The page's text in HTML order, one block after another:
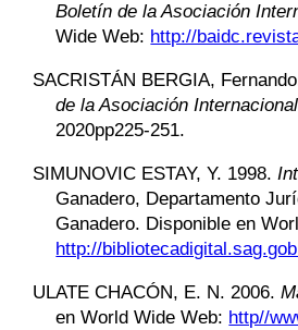
Boletín de la Asociación
Wide Web: http://
SACRISTÁN BERGIA,
de la Asociación
2020pp225-251.
SIMUNOVIC ESTAY, Y. 1998.
Ganadero, Departamento
Ganadero. Disponible en
http://
ULATE CHACÓN, E. N. 2006.
en World Wide Web: http//